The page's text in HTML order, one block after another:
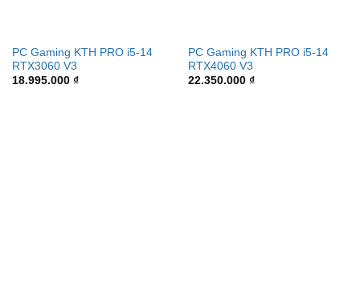
PC Gaming KTH PRO i5-14
RTX3060 V3
18.995.000 ₫
PC Gaming KTH PRO i5-14
RTX4060 V3
22.350.000 ₫